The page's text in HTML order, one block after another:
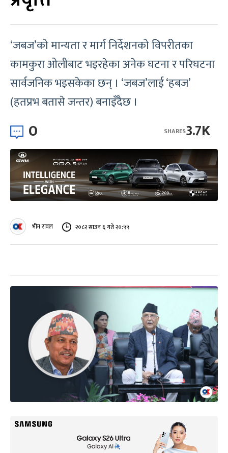
‘जबज’को मान्यता र मार्ग निर्देशनको विपरीतका
कामकुरा ओलीबाट भइरहेका अनेक घटना र परिघटना
सार्वजनिक भइसकेका छन् । ‘जबज’लाई ‘हबज’
(हतप्रभ बतासे जन्तर) बनाइँदैछ ।
0 3.7K
SHARES
भीम रावल २०८२ साउन ६ गते २०:५५